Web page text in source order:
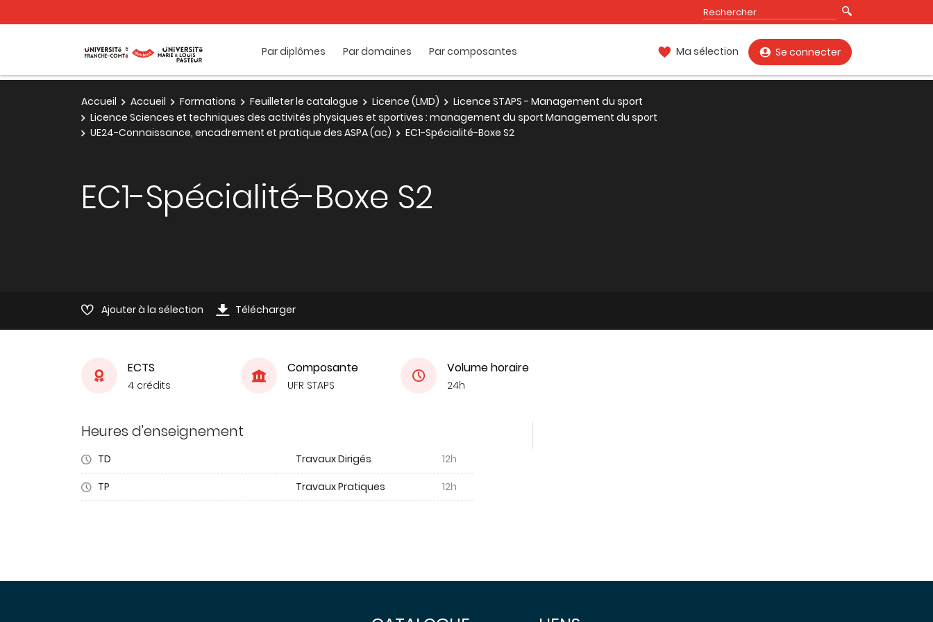
Par diplômes Par domaines Par composantes Ma sélection Se connecter
Accueil Accueil Formations Feuilleter le catalogue Licence (LMD)
Licence STAPS - Management du sport
Licence Sciences et techniques des activités physiques et sportives : management du sport Management du sport
UE24-Connaissance, encadrement et pratique des ASPA (ac)
EC1-Spécialité-Boxe S2
EC1-Spécialité-Boxe S2
Ajouter à la sélection Télécharger
ECTS
4 crédits
Composante
UFR STAPS
Volume horaire
24h
Heures d'enseignement
TD Travaux Dirigés
12h
TP
Travaux Pratiques 12h